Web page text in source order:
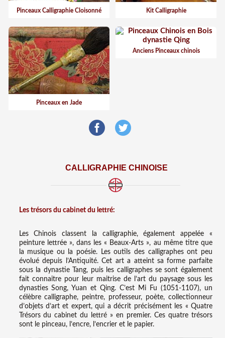
Pinceaux Calligraphie Cloisonné Kit Calligraphie
Pinceaux en Jade
Anciens Pinceaux chinois
CALLIGRAPHIE CHINOISE
Les trésors du cabinet du lettré:
Les Chinois classent la calligraphie, également appelée «
peinture lettrée », dans les « Beaux-Arts », au même titre que
la musique ou la poésie. Les outils des calligraphes ont peu
évolué depuis l’Antiquité. Cet art a atteint sa forme parfaite
sous la dynastie Tang, puis les calligraphes se sont également
fait connaitre pour leur maitrise de l’art du paysage sous les
dynasties Song, Yuan et Qing. C’est Mi Fu (1051-1107), un
célèbre calligraphe, peintre, professeur, poète, collectionneur
d’objets d’art et expert, qui a décrit précisément les « Quatre
Trésors du cabinet du lettré » en premier. Ces quatre trésors
sont le pinceau, l’encre, l’encrier et le papier.